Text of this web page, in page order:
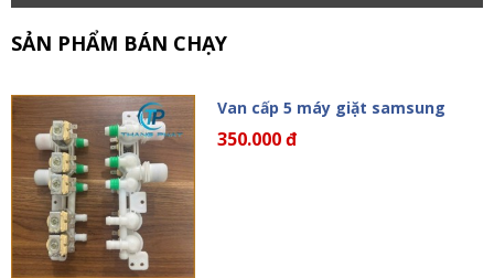
SẢN PHẨM BÁN CHẠY
Van cấp 5 máy giặt samsung
350.000 đ